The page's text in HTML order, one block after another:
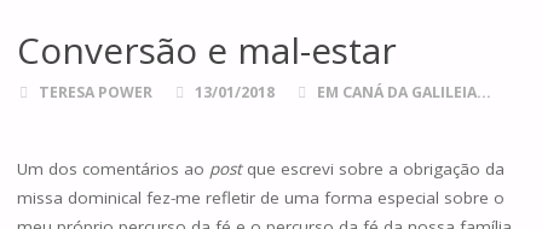
Conversão e mal-estar
TERESA POWER 13/01/2018 EM CANÁ DA GALILEIA...
Um dos comentários ao postque escrevi sobre a obrigação da
missa dominical fez-me refletir de uma forma especial sobre o